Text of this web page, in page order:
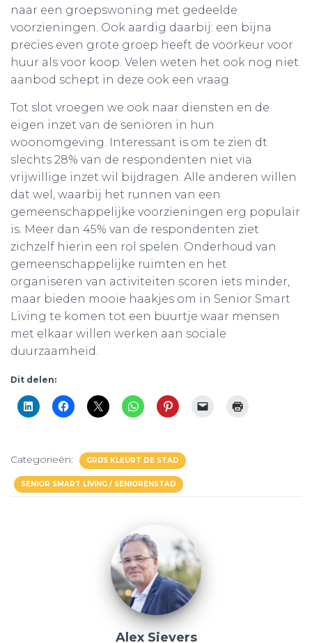
naar een groepswoning met gedeelde
voorzieningen. Ook aardig daarbij: een bijna
precies even grote groep heeft de voorkeur voor
huur als voor koop. Velen weten het ook nog niet.
aanbod schept in deze ook een vraag.
Tot slot vroegen we ook naar diensten en de
eigen inzet van de senioren in hun
woonomgeving. Interessant is om te zien dt
slechts 28% van de respondenten niet via
vrijwillige inzet wil bijdragen. Alle anderen willen
dat wel, waarbij het runnen van een
gemeenschappelijke voorzieningen erg populair
is. Meer dan 45% van de respondenten ziet
zichzelf hierin een rol spelen. Onderhoud van
gemeenschappelijke ruimten en het
organiseren van activiteiten scoren iets minder,
maar bieden mooie haakjes om in Senior Smart
Living te komen tot een buurtje waar mensen
met elkaar willen werken aan sociale
duurzaamheid.
Dit delen:
Categorieën: GRIJS KLEURT DE STAD
SENIOR SMART LIVING / SENIORENSTAD
Alex Sievers